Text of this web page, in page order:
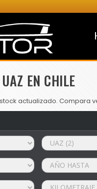
EN CHILE
actualizado. Compara